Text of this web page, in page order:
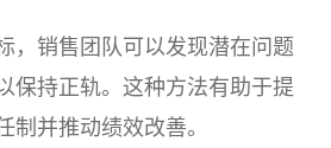
，销售团队可以发现潜在问题
保持正轨。这种方法有助于提
制并推动绩效改善。